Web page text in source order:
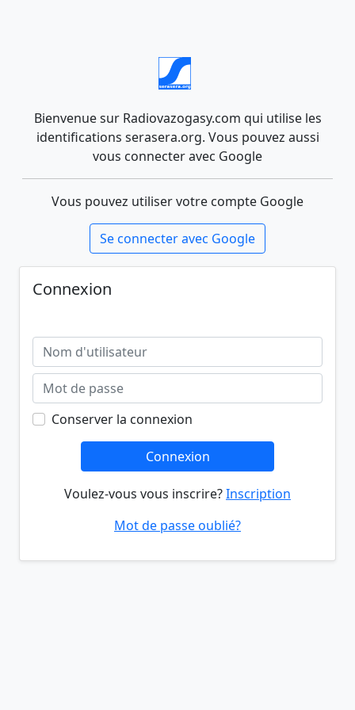
Bienvenue sur Radiovazogasy.com qui utilise les
identifications serasera.org. Vous pouvez aussi
vous connecter avec Google
Vous pouvez utiliser votre compte Google
Se connecter avec Google
Connexion
Conserver la connexion
Connexion
Voulez-vous vous inscrire?Inscription
Mot de passe oublié?